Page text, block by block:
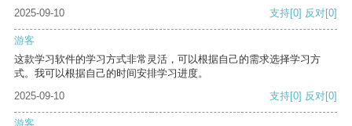
2025-09-10
支持[0] 反对[0]
游客
这款学习软件的学习方式非常灵活，可以根据自己的需求选择学习方
式。我可以根据自己的时间安排学习进度。
2025-09-10
支持[0] 反对[0]
游客